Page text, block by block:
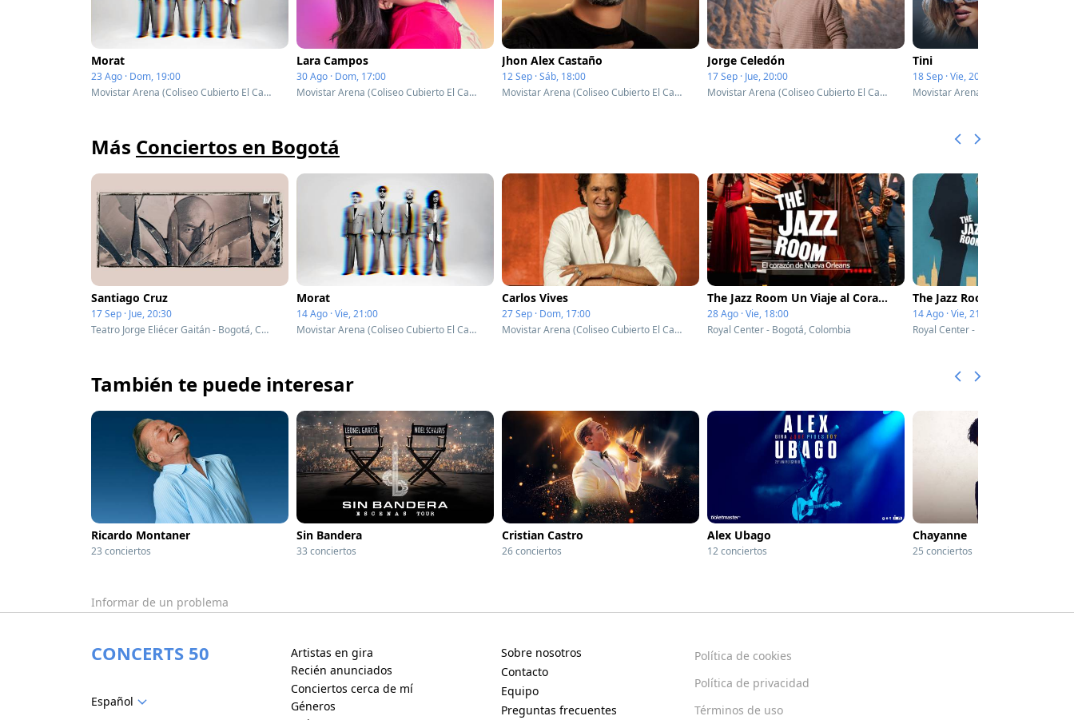
Morat
23 Ago · Dom, 19:00
Movistar Arena (Coliseo Cubierto El Campin) - Bogotá, Colombia
Lara Campos
30 Ago · Dom, 17:00
Movistar Arena (Coliseo Cubierto El Campin) - Bogotá, Colombia
Jhon Alex Castaño
12 Sep · Sáb, 18:00
Movistar Arena (Coliseo Cubierto El Campin) - Bogotá, Colombia
Jorge Celedón
17 Sep · Jue, 20:00
Movistar Arena (Coliseo Cubierto El Campin) - Bogotá, Colombia
Tini
18 Sep · Vie, 20:00
Más Conciertos en Bogotá
Santiago Cruz
17 Sep · Jue, 20:30
Teatro Jorge Eliécer Gaitán - Bogotá, Colombia
Morat
14 Ago · Vie, 21:00
Movistar Arena (Coliseo Cubierto El Campin) - Bogotá, Colombia
Carlos Vives
27 Sep · Dom, 17:00
Movistar Arena (Coliseo Cubierto El Campin) - Bogotá, Colombia
The Jazz Room Un Viaje al Corazón de Nueva Orleans
28 Ago · Vie, 18:00
Royal Center - Bogotá, Colombia
14 Ago · Vie, 21:00
Royal Center - Bogotá, Colombia
También te puede interesar
Ricardo Montaner
23 conciertos
Sin Bandera
33 conciertos
Cristian Castro
26 conciertos
Alex Ubago
12 conciertos
Chayanne
25 conciertos
Informar de un problema
CONCERTS 50
Español
Artistas en gira
Recién anunciados
Conciertos cerca de mí
Géneros
Sobre nosotros
Contacto
Equipo
Preguntas frecuentes
Política de cookies
Política de privacidad
Términos de uso